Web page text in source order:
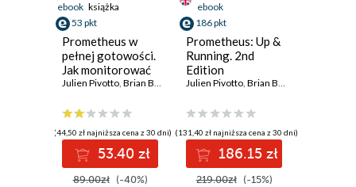
ebook książka
53 pkt
Prometheus w
pełnej gotowości.
Jak monitorować
pracę
wydajność
działania aplikacji.
Wydanie II
Julien Pivotto, Brian Brazil
(44,50 zł najniższa cena z 30 dni)
53.40 zł
89.00zł (-40%)
ebook
186 pkt
Prometheus: Up &
Running. 2nd
Edition
Julien Pivotto, Brian Brazil
(131,40 zł najniższa cena z 30 dni)
186.15 zł
219.00zł (-15%)